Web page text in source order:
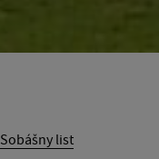
Sobášny list